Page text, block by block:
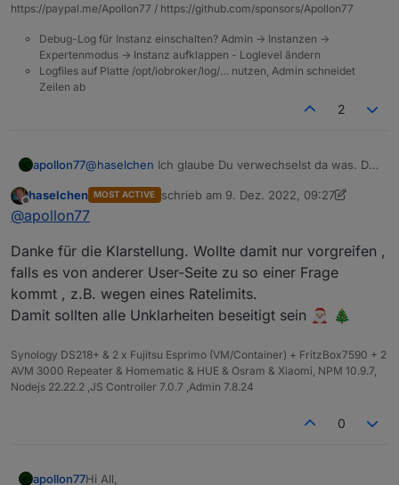
https://paypal.me/Apollon77 / https://github.com/sponsors/Apollon77
Debug-Log für Instanz einschalten? Admin -> Instanzen ->
Expertenmodus -> Instanz aufklappen - Loglevel ändern
Logfiles auf Platte /opt/iobroker/log/… nutzen, Admin schneidet
Zeilen ab
2
apollon77@haselchen Ich glaube Du verwechselst da was. Der
verwendet und irgendwie indirekt versucht fremde
Skill Geräte aus Deinem Amazon-Account (hier geht
(und hier gab es Rate Limits in diesem Jahr) hat mit
der AssistentenSteuerung über den ioBroker Smart
Home Skill NICHTS zu tun. Die Skills (Custom Skill
und auch Smart Home Skills) sind von diesen
Themen nicht betroffen und haben 100%
Von daher: Nein, wenn Teile des Alexa2 Adapters
nicht funktionieren gibt es natürlich keinerlei
nicht betroffen ist.
Offline
haselchen MOST ACTIVE schrieb am 9. Dez. 2022, 09:27
zuletzt editiert von haselchen12. Sept.
@apollon77
Danke für die Klarstellung. Wollte damit nur vorgreifen ,
falls es von anderer User-Seite zu so einer Frage
kommt , z.B. wegen eines Ratelimits.
Damit sollten alle Unklarheiten beseitigt sein 🎅🏻 🎄
Synology DS218+ & 2 x Fujitsu Esprimo (VM/Container) + FritzBox7590 + 2
AVM 3000 Repeater & Homematic & HUE & Osram & Xiaomi, NPM 10.9.7,
Nodejs 22.22.2 ,JS Controller 7.0.7 ,Admin 7.8.24
0
apollon77Hi All,